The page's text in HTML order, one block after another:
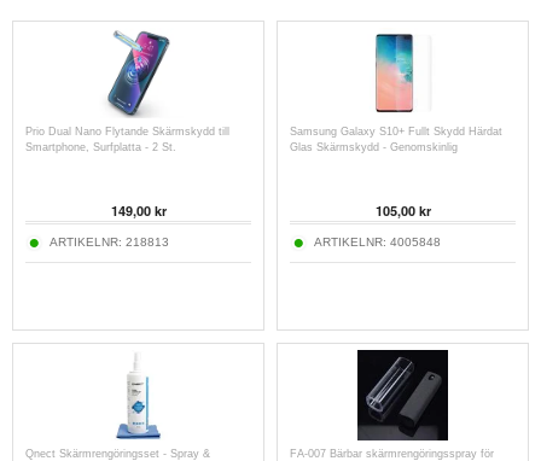
Prio Dual Nano Flytande Skärmskydd till
Smartphone, Surfplatta - 2 St.
149,00kr
ARTIKELNR: 218813
Samsung Galaxy S10+ Fullt Skydd Härdat
Glas Skärmskydd - Genomskinlig
105,00kr
ARTIKELNR: 4005848
Qnect Skärmrengöringsset - Spray &
FA-007 Bärbar skärmrengöringsspray för